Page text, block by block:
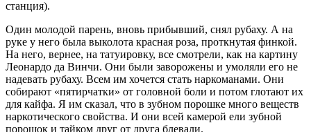
станция).
Один молодой парень, вновь прибывший, снял рубаху. А на
руке у него была выколота красная роза, проткнутая финкой.
На него, вернее, на татуировку, все смотрели, как на картину
Леонардо да Винчи. Они были заворожены и умоляли его не
надевать рубаху. Всем им хочется стать наркоманами. Они
собирают «пятирчатки» от головной боли и потом глотают их
для кайфа. Я им сказал, что в зубном порошке много веществ
наркотического свойства. И они всей камерой ели зубной
порошок и тайком друг от друга блевали.